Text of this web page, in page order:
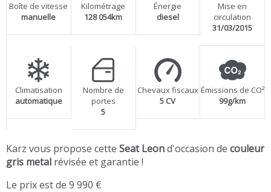
Boîte de vitesse
manuelle
Kilométrage
128 054km
Énergie
diesel
Mise en
circulation
31/03/2015
Climatisation
automatique
Nombre de
portes
5
Chevaux fiscaux
5 CV
Émissions de CO²
99g/km
Karz vous propose cette Seat Leond'occasion de couleur
gris metal révisée et garantie !
Le prix est de 9 990 €